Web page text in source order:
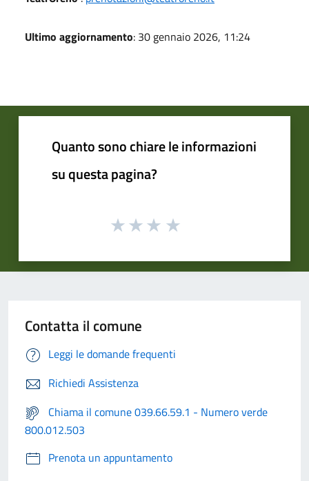
Ultimo aggiornamento: 30 gennaio 2026, 11:24
Quanto sono chiare le informazioni
su questa pagina?
Contatta il comune
Leggi le domande frequenti
Richiedi Assistenza
Chiama il comune 039.66.59.1 - Numero verde
800.012.503
Prenota un appuntamento